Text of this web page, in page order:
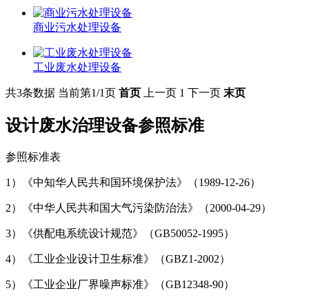
商业污水处理设备
工业废水处理设备
共3条数据 当前第1/1页 首页 上一页 1 下一页 末页
设计废水治理设备参照标准
参照标准表
1）《中知华人民共和国环境保护法》（1989-12-26）
2）《中华人民共和国大气污染防治法》（2000-04-29）
3）《供配电系统设计规范》（GB50052-1995）
4）《工业企业设计卫生标准》（GBZ1-2002）
5）《工业企业厂界噪声标准》（GB12348-90）